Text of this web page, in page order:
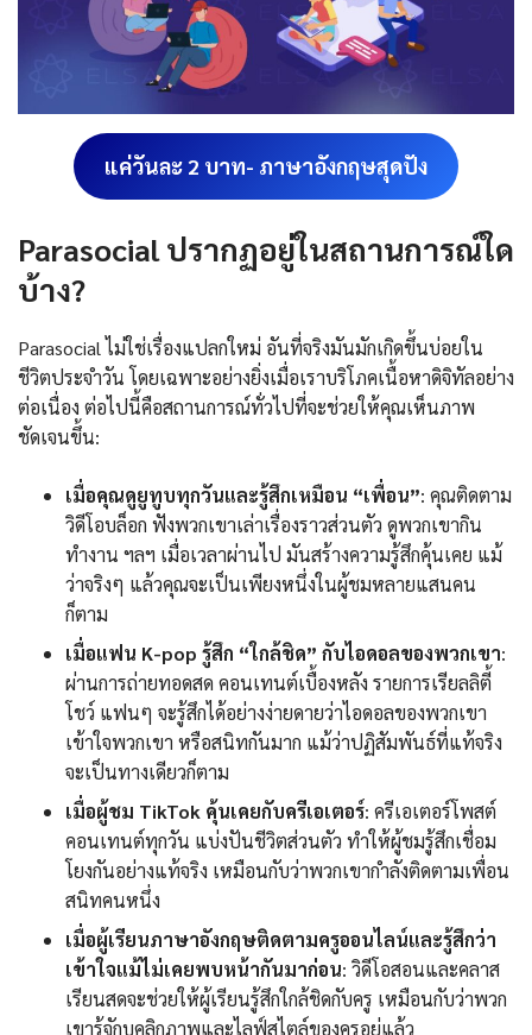
แค่วันละ 2 บาท- ภาษาอังกฤษสุดปัง
Parasocial ปรากฏอยู่ในสถานการณ์ใด
บ้าง?
Parasocial ไม่ใช่เรื่องแปลกใหม่ อันที่จริงมันมักเกิดขึ้นบ่อยใน
ชีวิตประจำวัน โดยเฉพาะอย่างยิ่งเมื่อเราบริโภคเนื้อหาดิจิทัลอย่าง
ต่อเนื่อง ต่อไปนี้คือสถานการณ์ทั่วไปที่จะช่วยให้คุณเห็นภาพ
ชัดเจนขึ้น:
เมื่อคุณดูยูทูบทุกวันและรู้สึกเหมือน “เพื่อน”: คุณติดตาม
วิดีโอบล็อก ฟังพวกเขาเล่าเรื่องราวส่วนตัว ดูพวกเขากิน
ทำงาน ฯลฯ เมื่อเวลาผ่านไป มันสร้างความรู้สึกคุ้นเคย แม้
ว่าจริงๆ แล้วคุณจะเป็นเพียงหนึ่งในผู้ชมหลายแสนคน
ก็ตาม
เมื่อแฟน K-pop รู้สึก “ใกล้ชิด” กับไอดอลของพวกเขา:
ผ่านการถ่ายทอดสด คอนเทนต์เบื้องหลัง รายการเรียลลิตี้
โชว์ แฟนๆ จะรู้สึกได้อย่างง่ายดายว่าไอดอลของพวกเขา
เข้าใจพวกเขา หรือสนิทกันมาก แม้ว่าปฏิสัมพันธ์ที่แท้จริง
จะเป็นทางเดียวก็ตาม
เมื่อผู้ชม TikTok คุ้นเคยกับครีเอเตอร์: ครีเอเตอร์โพสต์
คอนเทนต์ทุกวัน แบ่งปันชีวิตส่วนตัว ทำให้ผู้ชมรู้สึกเชื่อม
โยงกันอย่างแท้จริง เหมือนกับว่าพวกเขากำลังติดตามเพื่อน
สนิทคนหนึ่ง
เมื่อผู้เรียนภาษาอังกฤษติดตามครูออนไลน์และรู้สึกว่า
เข้าใจแม้ไม่เคยพบหน้ากันมาก่อน: วิดีโอสอนและคลาส
เรียนสดจะช่วยให้ผู้เรียนรู้สึกใกล้ชิดกับครู เหมือนกับว่าพวก
เขารู้จักบุคลิกภาพและไลฟ์สไตล์ของครูอยู่แล้ว